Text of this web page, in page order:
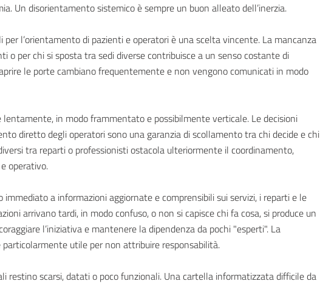
Un disorientamento sistemico è sempre un buon alleato dell’inerzia.
l’orientamento di pazienti e operatori è una scelta vincente. La mancanza
o per chi si sposta tra sedi diverse contribuisce a un senso costante di
le porte cambiano frequentemente e non vengono comunicati in modo
lentamente, in modo frammentato e possibilmente verticale. Le decisioni
diretto degli operatori sono una garanzia di scollamento tra chi decide e chi
tra reparti o professionisti ostacola ulteriormente il coordinamento,
operativo.
immediato a informazioni aggiornate e comprensibili sui servizi, i reparti e le
arrivano tardi, in modo confuso, o non si capisce chi fa cosa, si produce un
l’iniziativa e mantenere la dipendenza da pochi "esperti". La
particolarmente utile per non attribuire responsabilità.
restino scarsi, datati o poco funzionali. Una cartella informatizzata difficile da